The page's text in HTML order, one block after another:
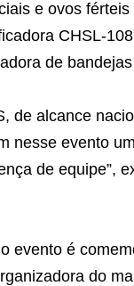
e ovos
CHSL-
de
de alcance
nesse evento
de equipe”,
evento é
do